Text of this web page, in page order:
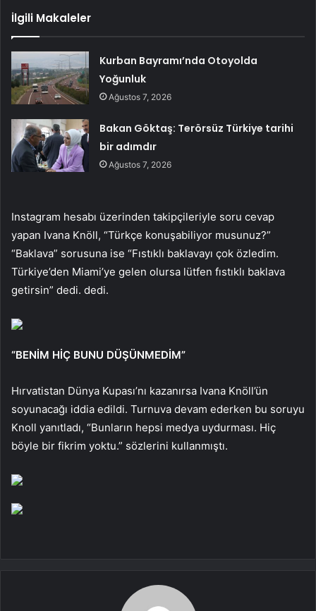
İlgili Makaleler
Kurban Bayramı’nda Otoyolda
Yoğunluk
Ağustos 7, 2026
Bakan Göktaş: Terörsüz Türkiye tarihi
bir adımdır
Ağustos 7, 2026
Instagram hesabı üzerinden takipçileriyle soru cevap
yapan Ivana Knöll, “Türkçe konuşabiliyor musunuz?”
“Baklava” sorusuna ise “Fıstıklı baklavayı çok özledim.
Türkiye’den Miami’ye gelen olursa lütfen fıstıklı baklava
getirsin” dedi. dedi.
“BENİM HİÇ BUNU DÜŞÜNMEDİM”
Hırvatistan Dünya Kupası’nı kazanırsa Ivana Knöll’ün
soyunacağı iddia edildi. Turnuva devam ederken bu soruyu
Knoll yanıtladı, “Bunların hepsi medya uydurması. Hiç
böyle bir fikrim yoktu.” sözlerini kullanmıştı.